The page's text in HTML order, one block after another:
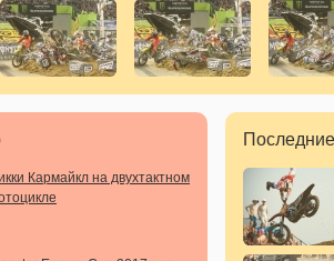
Кармайкл на двухтактном